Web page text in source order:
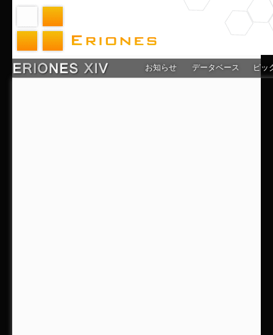
お知らせ データベース ピッ